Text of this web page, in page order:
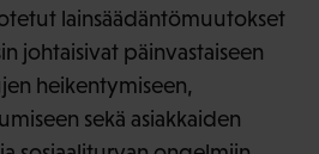
lainsäädäntömuutokset
johtaisivat päinvastaiseen
heikentymiseen,
sekä asiakkaiden